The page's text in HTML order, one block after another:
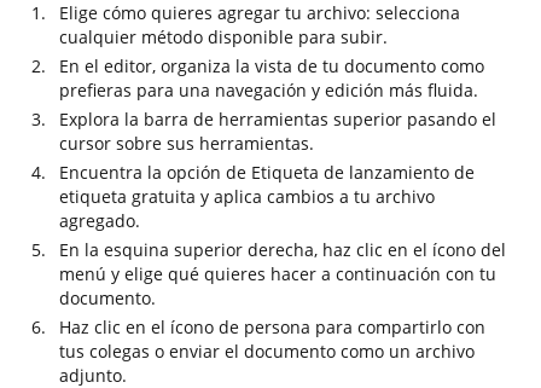
Elige cómo quieres agregar tu archivo: selecciona
cualquier método disponible para subir.
En el editor, organiza la vista de tu documento como
prefieras para una navegación y edición más fluida.
Explora la barra de herramientas superior pasando el
cursor sobre sus herramientas.
Encuentra la opción de Etiqueta de lanzamiento de
etiqueta gratuita y aplica cambios a tu archivo
agregado.
En la esquina superior derecha, haz clic en el ícono del
menú y elige qué quieres hacer a continuación con tu
documento.
Haz clic en el ícono de persona para compartirlo con
tus colegas o enviar el documento como un archivo
adjunto.